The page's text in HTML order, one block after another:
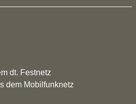
dt. Festnetz
dem Mobilfunknetz